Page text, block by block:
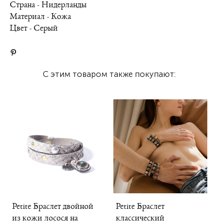
Страна - Нидерланды
Материал - Кожа
Цвет - Серый
С этим товаром также покупают:
Petite Браслет двойной
из кожи лосося на
Petite Браслет
классический